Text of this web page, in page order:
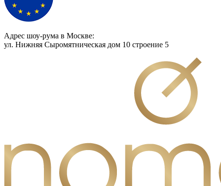
Адрес шоу-рума в Москве:
ул. Нижняя Сыромятническая дом 10 cтроение 5